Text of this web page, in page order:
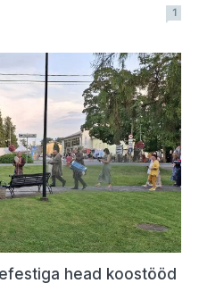
1
head koostööd